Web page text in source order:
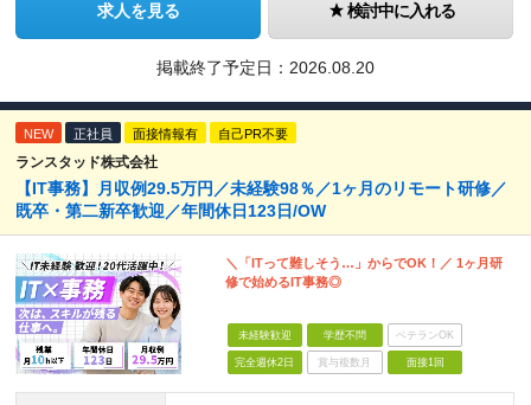
求人を見る 検討中に入れる
掲載終了予定日： 2026.08.20
NEW 正社員 面接情報有 自己PR不要
ランスタッド株式会社
【IT事務】月収例29.5万円／未経験98％／1ヶ月のリモート研修／
既卒・第二新卒歓迎／年間休日123日/OW
＼「ITって難しそう…」からでOK！／ 1ヶ月研
修で始めるIT事務◎
未経験歓迎 学歴不問 ベテランOK
完全週休2日 賞与複数月 面接1回